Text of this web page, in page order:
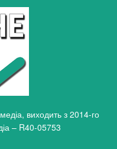
виходить з 2014-го
– R40-05753